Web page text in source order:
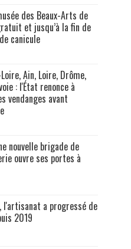
des Beaux-Arts de
et jusqu’à la fin de
canicule
Ain, Loire, Drôme,
: l'État renonce à
vendanges avant
nouvelle brigade de
ouvre ses portes à
l'artisanat a progressé de
2019